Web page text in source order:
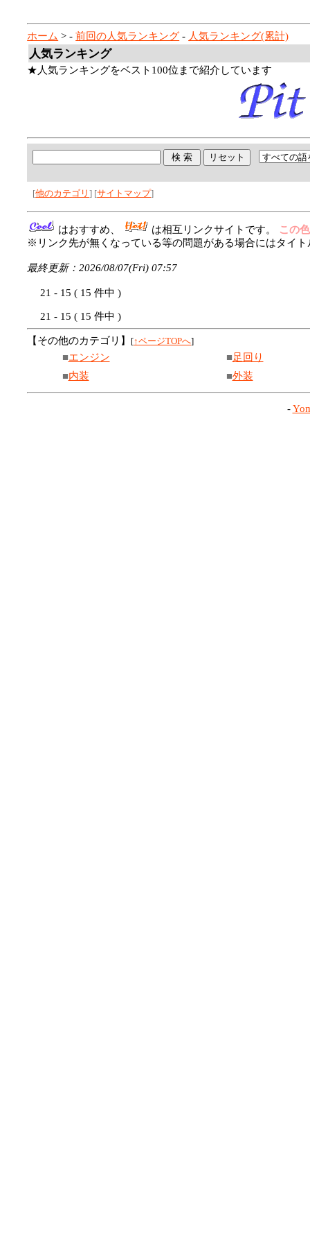
ホーム > -前回の人気ランキング - 人気ランキング(累計)
人気ランキング
★人気ランキングをベスト100位まで紹介しています
[他のカテゴリ] [サイトマップ]
はおすすめ、 は相互リンクサイトです。
この色
※リンク先が無くなっている等の問題がある場合にはタイト
最終更新：2026/08/07(Fri) 07:57
21 - 15 ( 15 件中 )
21 - 15 ( 15 件中 )
【その他のカテゴリ】 [↑ページTOPへ]
■エンジン ■足回り
■内装 ■外装
-